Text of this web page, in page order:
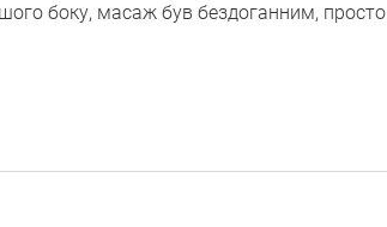
боку, масаж був бездоганним, просто